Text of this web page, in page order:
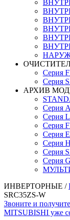
Серия
Серия
АРХИВ
Серия
Серия
Серия
Серия
Серия
Серия
Серия
ИНВЕРТОРНЫЕ /
SRC35ZS-W
Звоните и
MITSUBISHI уже